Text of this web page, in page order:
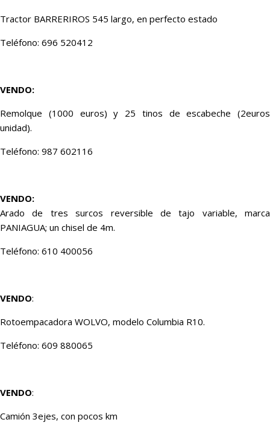
Tractor BARRERIROS 545 largo, en perfecto estado
Teléfono: 696 520412
VENDO:
Remolque (1000 euros) y 25 tinos de escabeche (2euros
unidad).
Teléfono: 987 602116
VENDO:
Arado de tres surcos reversible de tajo variable, marca
PANIAGUA; un chisel de 4m.
Teléfono: 610 400056
VENDO:
Rotoempacadora WOLVO, modelo Columbia R10.
Teléfono: 609 880065
VENDO:
Camión 3ejes, con pocos km